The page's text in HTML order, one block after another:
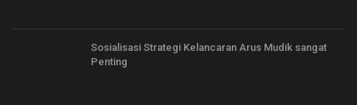
Sosialisasi Strategi Kelancaran Arus Mudik sangat
Penting